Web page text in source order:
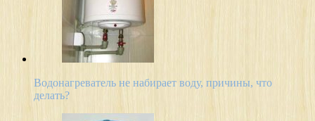
Водонагреватель не набирает воду, причины, что
делать?